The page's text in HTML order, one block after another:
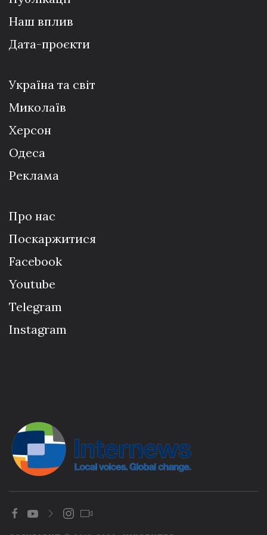
Наш вплив
Дата-проєкти
Україна та світ
Миколаїв
Херсон
Одеса
Реклама
Про нас
Поскаржитися
Facebook
Youtube
Telegram
Instagram